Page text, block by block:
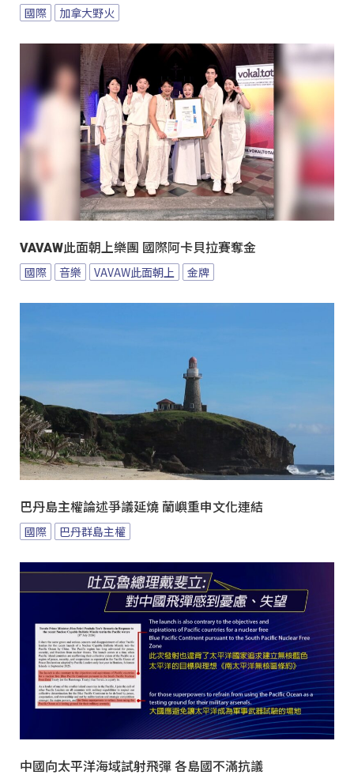
國際 加拿大野火
VAVAW此面朝上樂團 國際阿卡貝拉賽奪金
國際 音樂 VAVAW此面朝上 金牌
巴丹島主權論述爭議延燒 蘭嶼重申文化連結
國際 巴丹群島主權
中國向太平洋海域試射飛彈 各島國不滿抗議